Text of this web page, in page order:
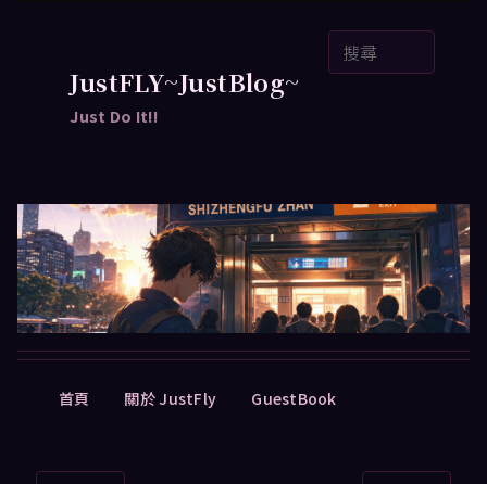
JustFLY~JustBlog~
Just Do It!!
首頁 關於 JustFly GuestBook